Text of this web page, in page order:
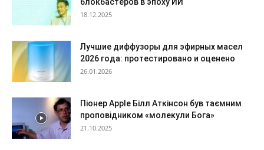
18.12.2025
Лучшие диффузоры для эфирных масел
2026 года: протестировано и оценено
26.01.2026
Піонер Apple Білл Аткінсон був таємним
проповідником «молекули Бога»
21.10.2025